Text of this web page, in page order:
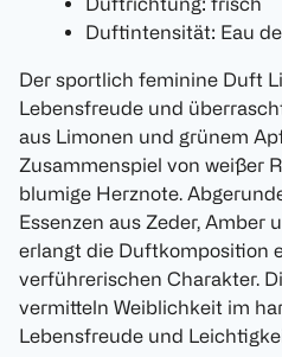
Duftintensität: Eau
Der sportlich feminine Duft
Lebensfreude und
aus Limonen und grünem
Zusammenspiel von weißer
blumige Herznote.
Essenzen aus Zeder, Amber
erlangt die Duftkomposition
verführerischen Charakter.
vermitteln Weiblichkeit im
Lebensfreude und